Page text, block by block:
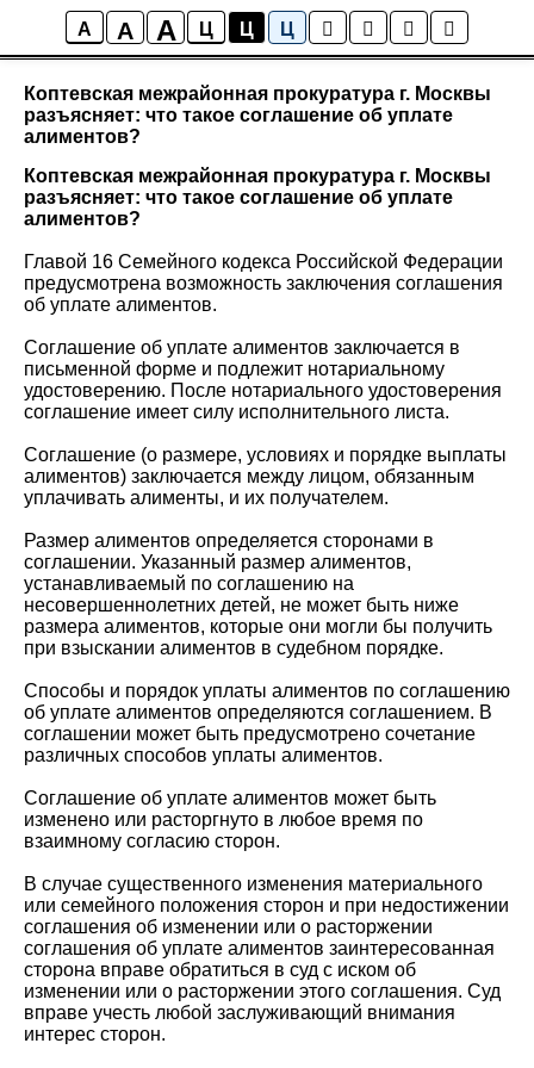
A A A Ц Ц Ц
Новости района Коптево
Коптевская межрайонная прокуратура г. Москвы
разъясняет: что такое соглашение об уплате
алиментов?
Коптевская межрайонная прокуратура г. Москвы
разъясняет: что такое соглашение об уплате
алиментов?
Главой 16 Семейного кодекса Российской Федерации
предусмотрена возможность заключения соглашения
об уплате алиментов.
Соглашение об уплате алиментов заключается в
письменной форме и подлежит нотариальному
удостоверению. После нотариального удостоверения
соглашение имеет силу исполнительного листа.
Соглашение (о размере, условиях и порядке выплаты
алиментов) заключается между лицом, обязанным
уплачивать алименты, и их получателем.
Размер алиментов определяется сторонами в
соглашении. Указанный размер алиментов,
устанавливаемый по соглашению на
несовершеннолетних детей, не может быть ниже
размера алиментов, которые они могли бы получить
при взыскании алиментов в судебном порядке.
Способы и порядок уплаты алиментов по соглашению
об уплате алиментов определяются соглашением. В
соглашении может быть предусмотрено сочетание
различных способов уплаты алиментов.
Соглашение об уплате алиментов может быть
изменено или расторгнуто в любое время по
взаимному согласию сторон.
В случае существенного изменения материального
или семейного положения сторон и при недостижении
соглашения об изменении или о расторжении
соглашения об уплате алиментов заинтересованная
сторона вправе обратиться в суд с иском об
изменении или о расторжении этого соглашения. Суд
вправе учесть любой заслуживающий внимания
интерес сторон.